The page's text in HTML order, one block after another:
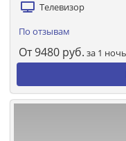
Телевизор
По отзывам
От9480 руб. за 1 ночь